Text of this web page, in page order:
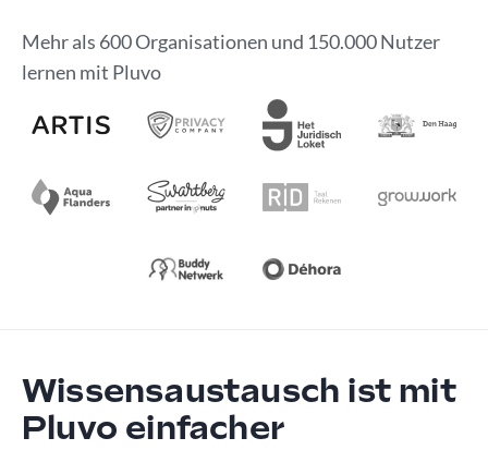
Mehr als 600 Organisationen und 150.000 Nutzer
lernen mit Pluvo
Wissensaustausch ist mit
Pluvo einfacher